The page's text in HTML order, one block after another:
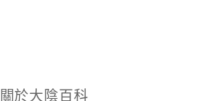
關於大陰百科